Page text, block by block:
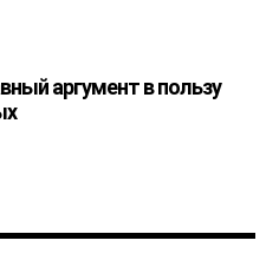
аргумент в пользу